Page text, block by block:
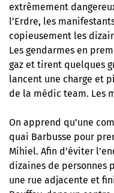
extrêmement
l’Erdre, les
copieusement les
Les gendarmes en
gaz et tirent quelques
lancent une charge et
de la médic team. Les
On apprend qu’une
quai Barbusse pour
Mihiel. Afin d’éviter
dizaines de personnes
une rue adjacente et